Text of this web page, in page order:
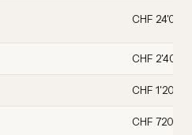
CHF 24'000
CHF 2'400
CHF 1'200
CHF 720